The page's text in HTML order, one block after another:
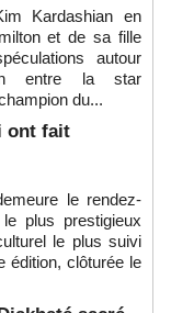
Kardashian en
et de sa fille
autour
entre la star
du...
ont fait
le rendez-
plus prestigieux
le plus suivi
édition, clôturée le